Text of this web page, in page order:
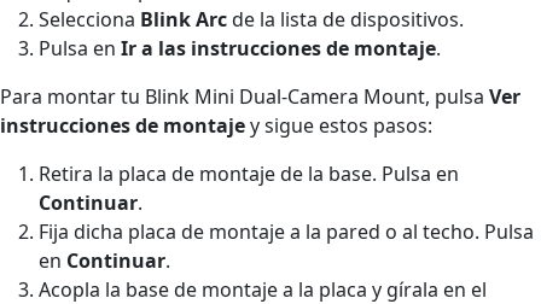
Selecciona Blink Arcde la lista de dispositivos.
Pulsa en Ir a las instrucciones de montaje.
Para montar tu Blink Mini Dual-Camera Mount, pulsa Ver
instrucciones de montajey sigue estos pasos:
Retira la placa de montaje de la base. Pulsa en
Continuar.
Fija dicha placa de montaje a la pared o al techo. Pulsa
en Continuar.
Acopla la base de montaje a la placa y gírala en el